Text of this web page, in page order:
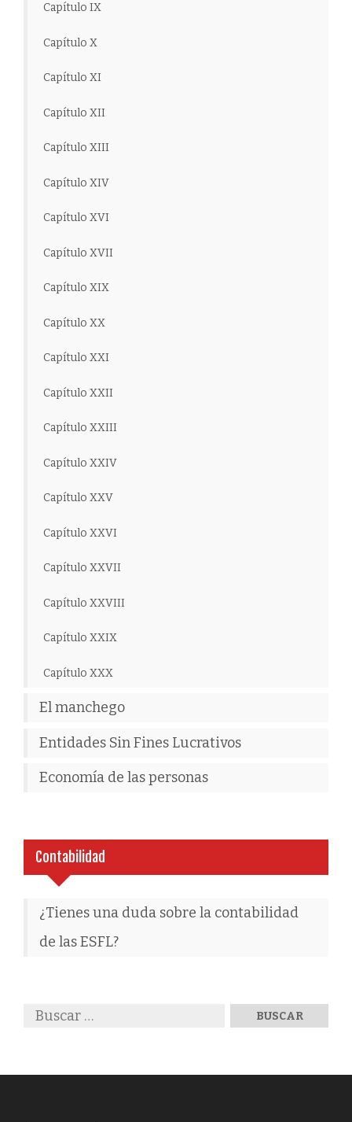
Capítulo IX
Capítulo X
Capítulo XI
Capítulo XII
Capítulo XIII
Capítulo XIV
Capítulo XVI
Capítulo XVII
Capítulo XIX
Capítulo XX
Capítulo XXI
Capítulo XXII
Capítulo XXIII
Capítulo XXIV
Capítulo XXV
Capítulo XXVI
Capítulo XXVII
Capítulo XXVIII
Capítulo XXIX
Capítulo XXX
El manchego
Entidades Sin Fines Lucrativos
Economía de las personas
Contabilidad
¿Tienes una duda sobre la contabilidad
de las ESFL?